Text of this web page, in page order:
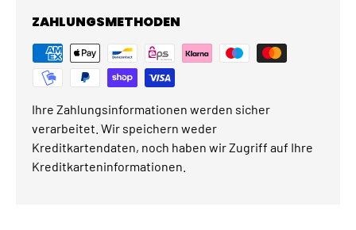
ZAHLUNGSMETHODEN
Ihre Zahlungsinformationen werden sicher
verarbeitet. Wir speichern weder
Kreditkartendaten, noch haben wir Zugriff auf Ihre
Kreditkarteninformationen.